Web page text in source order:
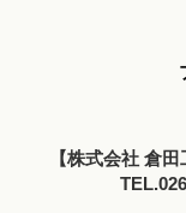
【株式会社 倉